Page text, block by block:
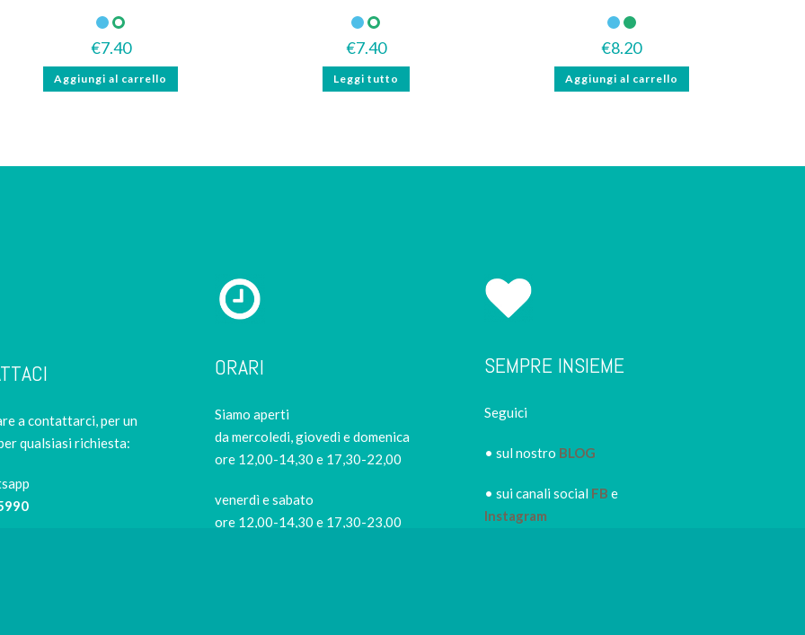
€7.40
Aggiungi al carrello
€7.40
Leggi tutto
Senza lattosio
€8.20
Aggiungi al carrello
a contattarci, per un
qualsiasi richiesta:
ORARI
Siamo aperti
da mercoledi, giovedì e domenica
ore 12,00-14,30 e 17,30-22,00
venerdì e sabato
ore 12,00-14,30 e 17,30-23,00
SEMPRE INSIEME
Seguici
• sul nostro BLOG
• sui canali social FB e
Instagram